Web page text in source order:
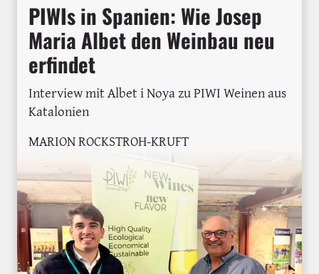
PIWIs in Spanien: Wie Josep
Maria Albet den Weinbau neu
erfindet
Interview mit Albet i Noya zu PIWI Weinen aus
Katalonien
MARION ROCKSTROH-KRUFT